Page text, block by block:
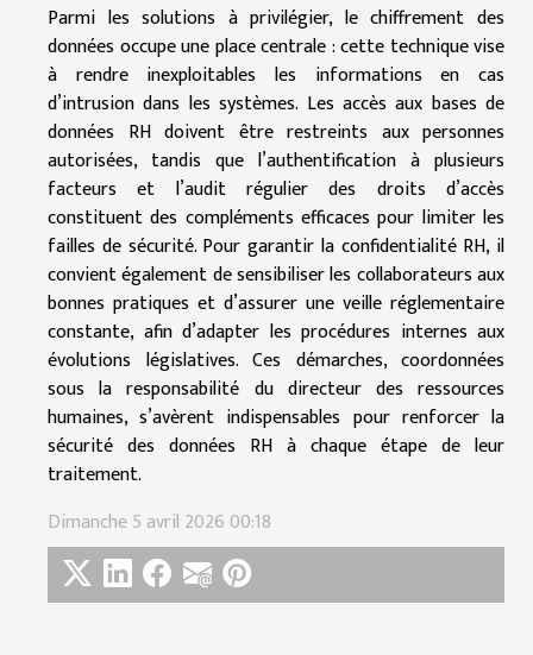
Parmi les solutions à privilégier, le chiffrement des
données occupe une place centrale : cette technique vise
à rendre inexploitables les informations en cas
d’intrusion dans les systèmes. Les accès aux bases de
données RH doivent être restreints aux personnes
autorisées, tandis que l’authentification à plusieurs
facteurs et l’audit régulier des droits d’accès
constituent des compléments efficaces pour limiter les
failles de sécurité. Pour garantir la confidentialité RH, il
convient également de sensibiliser les collaborateurs aux
bonnes pratiques et d’assurer une veille réglementaire
constante, afin d’adapter les procédures internes aux
évolutions législatives. Ces démarches, coordonnées
sous la responsabilité du directeur des ressources
humaines, s’avèrent indispensables pour renforcer la
sécurité des données RH à chaque étape de leur
traitement.
Dimanche 5 avril 2026 00:18